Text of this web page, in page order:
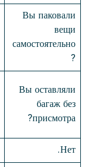
Вы паковали
вещи
самостоятельно
?
Вы оставляли
багаж без
присмотра?
Нет.